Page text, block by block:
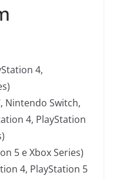
4,
Nintendo Switch,
4, PlayStation
5 e Xbox Series)
4, PlayStation 5